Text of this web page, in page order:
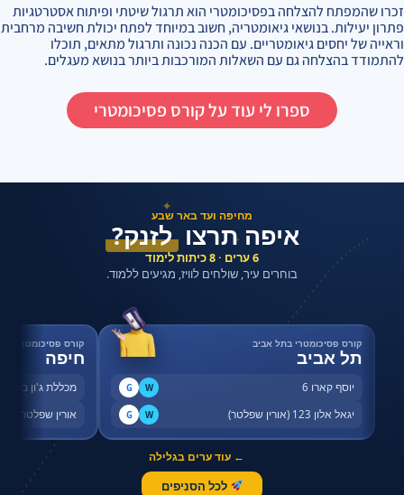
זכרו שהמפתח להצלחה בפסיכומטרי הוא תרגול שיטתי ופיתוח אסטרטגיות
פתרון יעילות. בנושאי גיאומטריה, חשוב במיוחד לפתח יכולת חשיבה מרחבית
וראייה של יחסים גיאומטריים. עם הכנה נכונה ותרגול מתאים, תוכלו
להתמודד בהצלחה גם עם השאלות המורכבות ביותר בנושא מעגלים.
ספרו לי עוד על קורס פסיכומטרי
✦
✦
מחיפה ועד באר שבע
איפה תרצולזנק?
6 ערים · 8 כיתות לימוד
בוחרים עיר, שולחים לוויז, מגיעים ללמוד.
קורס פסיכומטרי בתל אביב
תל אביב
יוסף קארו 6 W
G
יגאל אלון 123 (אורין שפלטר) W
G
קורס פסיכומטרי
חיפה
מכללת ג'ון
אורין שפלטר,
← עוד ערים בגלילה
לכל הסניפים